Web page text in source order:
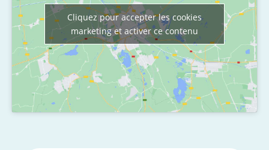
Cliquez pour accepter les cookies
marketing et activer ce contenu